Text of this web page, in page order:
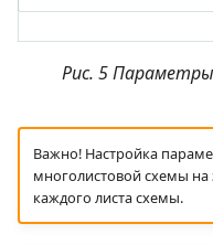
Рис. 5
Важно! Настройка
многолистовой схемы на
каждого листа схемы.